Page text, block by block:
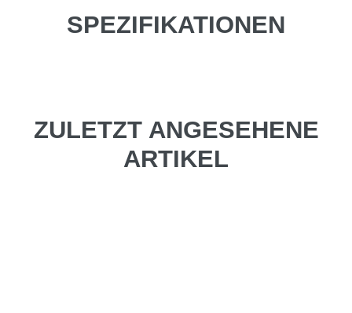
SPEZIFIKATIONEN
ZULETZT ANGESEHENE
ARTIKEL